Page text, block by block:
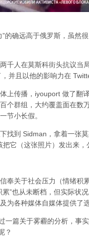
的确远高于俄罗斯，虽然
两千人在莫斯科街头抗议
并且以他的影响力在
上传播，iyouport 做了翻
个群组，大约覆盖面在数
节小长假。
找到 Sidman，拿着一张
把它（这张照片）发出来
奉关于社会压力（情绪积
”也从未断档，但实际状
为各种媒体自媒体提供了
一篇关于雾霾的分析，事
？